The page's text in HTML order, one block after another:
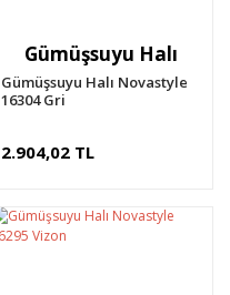
Gümüşsuyu Halı
Gümüşsuyu Halı Novastyle
16304 Gri
2.904,02 TL